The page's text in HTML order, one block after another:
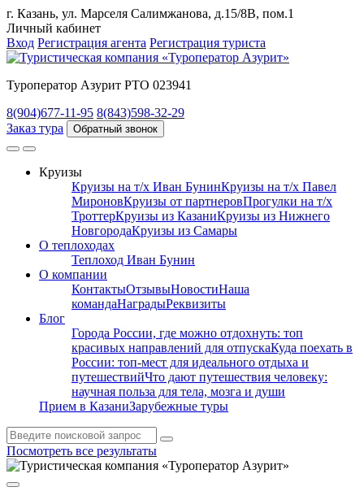
г. Казань, ул. Марселя Салимжанова, д.15/8В, пом.1
Личный кабинет
Вход Регистрация агента Регистрация туриста
Туроператор Азурит РТО 023941
8(904)677-11-95 8(843)598-32-29
Заказ тура
Обратный звонок
Круизы
Круизы на т/х Иван БунинКруизы на т/х Павел
МироновКруизы от партнеровПрогулки на т/х
ТроттерКруизы из КазаниКруизы из Нижнего
НовгородаКруизы из Самары
О теплоходах
Теплоход Иван Бунин
О компании
КонтактыОтзывыНовостиНаша
командаНаградыРеквизиты
Блог
Города России, где можно отдохнуть: топ
красивых направлений для отпускаКуда поехать в
России: топ‑мест для идеального отдыха и
путешествийЧто дают путешествия человеку:
научная польза для тела, мозга и души
Прием в КазаниЗарубежные туры
Посмотреть все результаты